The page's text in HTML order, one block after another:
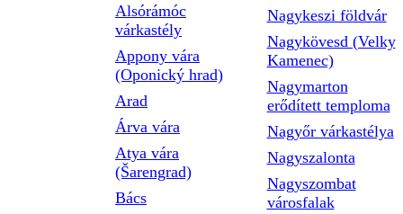
Alsórámóc
várkastély
Appony vára
(Oponický hrad)
Arad
Árva vára
Atya vára
(Šarengrad)
Bács
Nagykeszi földvár
Nagykövesd (Velky
Kamenec)
Nagymarton
erődített temploma
Nagyőr várkastélya
Nagyszalonta
Nagyszombat
városfalak